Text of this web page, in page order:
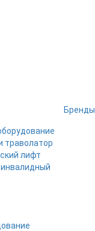
траволатор
лифт
Бренды